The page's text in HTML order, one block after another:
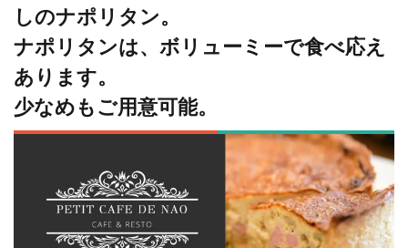
しのナポリタン。
ナポリタンは、ボリューミーで食べ応え
あります。
少なめもご用意可能。